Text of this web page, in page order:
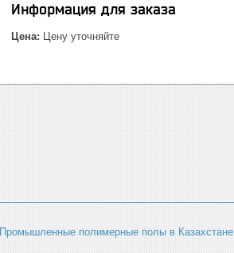
Информация для заказа
Цена: Цену уточняйте
Промышленные полимерные полы в Казахстане